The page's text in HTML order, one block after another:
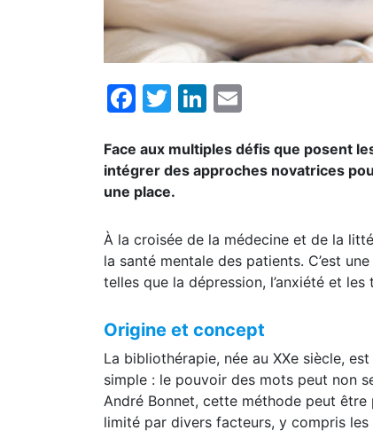
Facebook
TwitterLinkedIn
Face aux multiples défis que posent
intégrer des approches novatrices
une place.
À la croisée de la médecine et de la
la santé mentale des patients. C’est
telles que la dépression, l’anxiété et les
Origine et concept
La bibliothérapie, née au XXe siècle, est
simple : le pouvoir des mots peut non
André Bonnet, cette méthode peut être
limité par divers facteurs, y compris